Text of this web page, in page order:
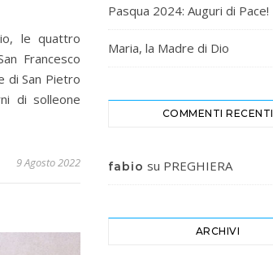
le quattro
Francesco
di San Pietro
di solleone
9 Agosto 2022
Pasqua 2024: Auguri di Pace!
Maria, la Madre di Dio
COMMENTI RECENTI
fabio su PREGHIERA
ARCHIVI